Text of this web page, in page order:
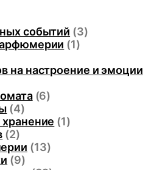
событий (3)
(1)
на настроение и эмоции
(6)
(4)
(1)
(2)
(13)
(9)